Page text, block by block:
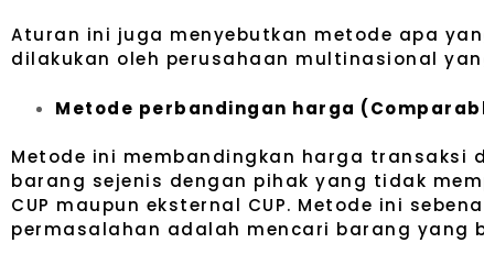
Aturan ini juga menyebutkan metode apa
dilakukan oleh perusahaan multinasional
Metode perbandingan harga
Metode ini membandingkan harga
barang sejenis dengan pihak yang tidak
CUP maupun eksternal CUP. Metode ini
permasalahan adalah mencari barang yang